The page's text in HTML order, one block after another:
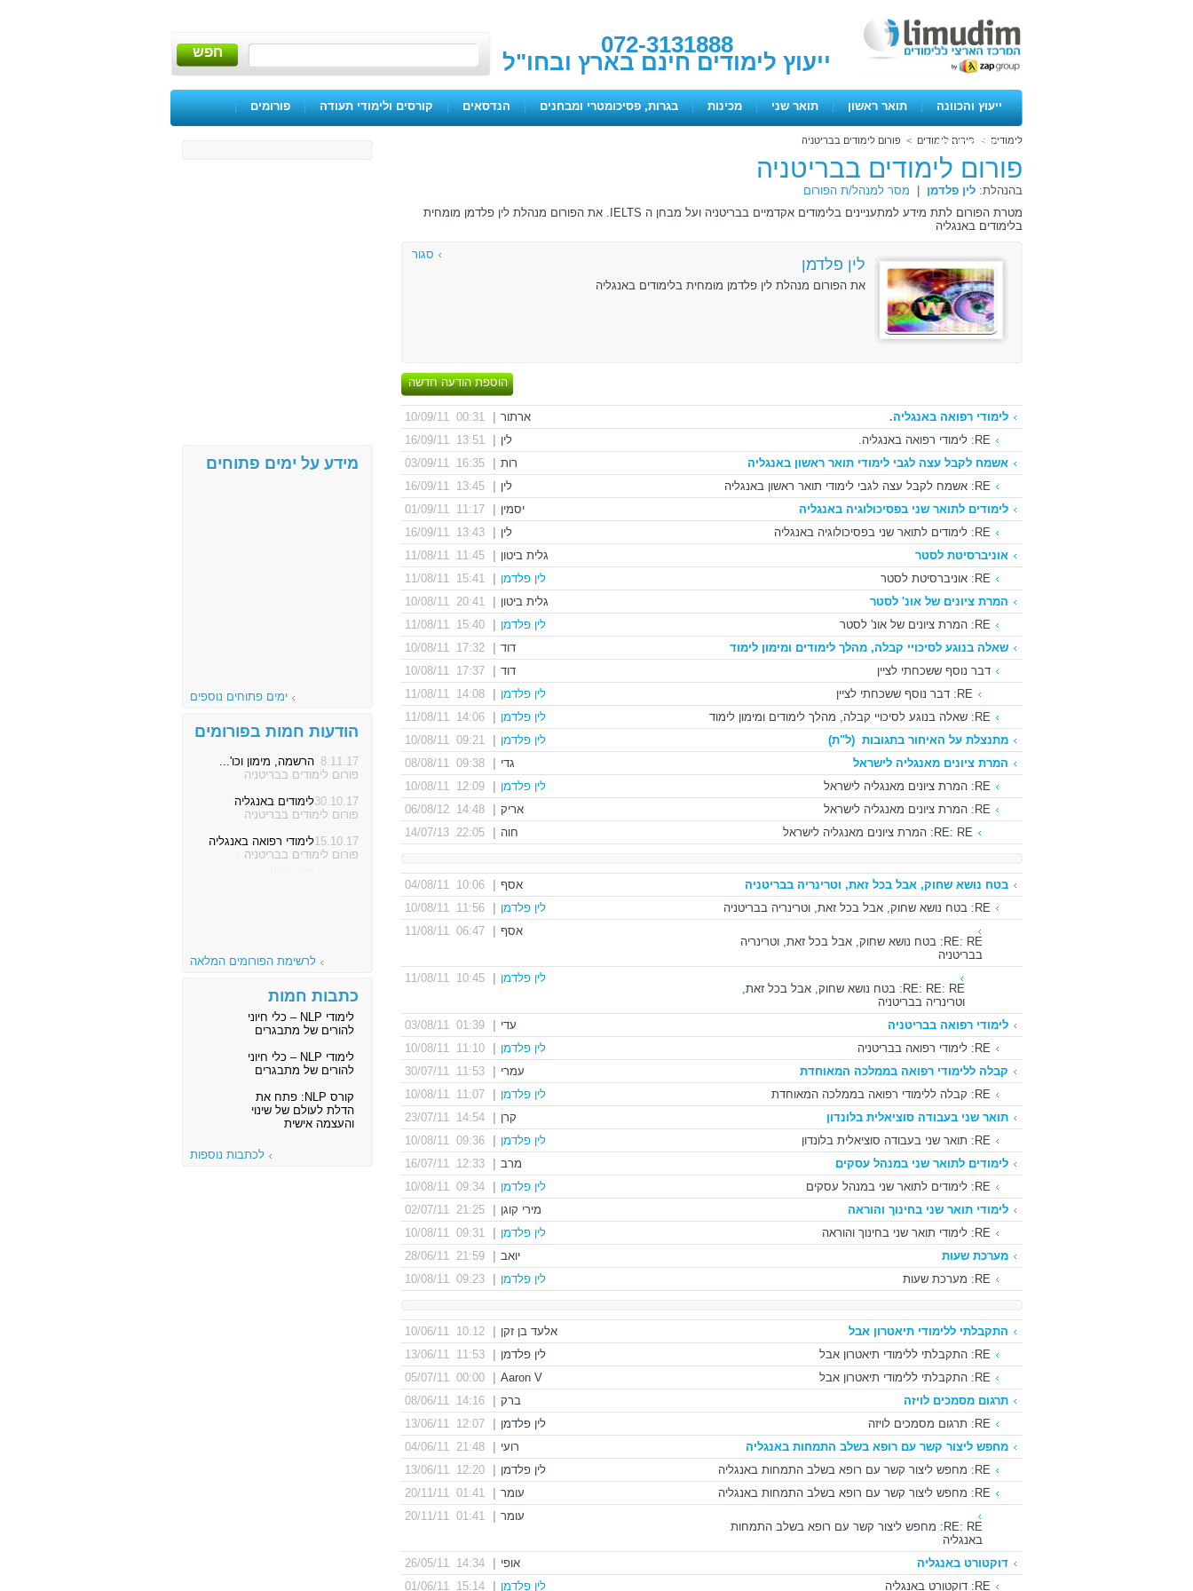
072-3131888
ייעוץ לימודים חינם בארץ ובחו"ל חפש
ייעוץ והכוונה | תואר ראשון | תואר שני | מכינות | בגרות, פסיכומטרי ומבחנים | הנדסאים | קורסים ולימודי תעודה | פורומים |
ימים פתוחיםלימודים > פורום לימודים > פורום לימודים בבריטניה
פורום לימודים בבריטניה
בהנהלת: לין פלדמן
מסר למנהל/ת הפורום
מטרת הפורום לתת מידע למתעניינים בלימודים אקדמיים בבריטניה ועל מבחן ה IELTS. את הפורום מנהלת לין פלדמן מומחית
בלימודים באנגליה
לין פלדמן
את הפורום מנהלת לין פלדמן מומחית בלימודים באנגליה
סגור
הוספת הודעה חדשה
לימודי רפואה באנגליה. ארתור
00:31 10/09/11
RE: לימודי רפואה באנגליה.
לין
13:51 16/09/11
אשמח לקבל עצה לגבי לימודי תואר ראשון באנגליה
רות
16:35 03/09/11
RE: אשמח לקבל עצה לגבי לימודי תואר ראשון באנגליה
לין
13:45 16/09/11
לימודים לתואר שני בפסיכולוגיה באנגליה
יסמין
11:17 01/09/11
RE: לימודים לתואר שני בפסיכולוגיה באנגליה
לין
13:43 16/09/11
אוניברסיטת לסטר
גלית ביטון
11:45 11/08/11
RE: אוניברסיטת לסטר
לין פלדמן
15:41 11/08/11
המרת ציונים של אונ' לסטר
גלית ביטון
20:41 10/08/11
RE: המרת ציונים של אונ' לסטר
לין פלדמן
15:40 11/08/11
שאלה בנוגע לסיכויי קבלה, מהלך לימודים ומימון לימוד
דוד
17:32 10/08/11
דבר נוסף ששכחתי לציין
דוד
17:37 10/08/11
RE: דבר נוסף ששכחתי לציין
לין פלדמן
14:08 11/08/11
RE: שאלה בנוגע לסיכויי קבלה, מהלך לימודים ומימון לימוד
לין פלדמן
14:06 11/08/11
מתנצלת על האיחור בתגובות (ל"ת) לין פלדמן
09:21 10/08/11
המרת ציונים מאנגליה לישראל
גדי
09:38 08/08/11
RE: המרת ציונים מאנגליה לישראל
לין פלדמן
12:09 10/08/11
RE: המרת ציונים מאנגליה לישראל
אריק
14:48 06/08/12
RE: RE: המרת ציונים מאנגליה לישראל
חוה 22:05 14/07/13
בטח נושא שחוק, אבל בכל זאת, וטרינריה בבריטניה אסף
10:06 04/08/11
RE: בטח נושא שחוק, אבל בכל זאת, וטרינריה בבריטניה
לין פלדמן 11:56 10/08/11
RE: RE: בטח נושא שחוק, אבל בכל זאת, וטרינריה
בבריטניה
אסף 06:47 11/08/11
RE: RE: RE: בטח נושא שחוק, אבל בכל זאת,
וטרינריה בבריטניה
לין פלדמן 10:45 11/08/11
לימודי רפואה בבריטניה עדי
01:39 03/08/11
RE: לימודי רפואה בבריטניה
לין פלדמן
11:10 10/08/11
קבלה ללימודי רפואה בממלכה המאוחדת
עמרי
11:53 30/07/11
RE: קבלה ללימודי רפואה בממלכה המאוחדת
לין פלדמן
11:07 10/08/11
תואר שני בעבודה סוציאלית בלונדון
קרן
14:54 23/07/11
RE: תואר שני בעבודה סוציאלית בלונדון
לין פלדמן
09:36 10/08/11
לימודים לתואר שני במנהל עסקים
מרב
12:33 16/07/11
RE: לימודים לתואר שני במנהל עסקים
לין פלדמן
09:34 10/08/11
לימודי תואר שני בחינוך והוראה
מירי קוגן
21:25 02/07/11
RE: לימודי תואר שני בחינוך והוראה
לין פלדמן
09:31 10/08/11
מערכת שעות
יואב
21:59 28/06/11
RE: מערכת שעות
לין פלדמן 09:23 10/08/11
התקבלתי ללימודי תיאטרון אבל אלעד בן זקן
10:12 10/06/11
RE: התקבלתי ללימודי תיאטרון אבל
לין פלדמן
11:53 13/06/11
RE: התקבלתי ללימודי תיאטרון אבל
Aaron V
00:00 05/07/11
תרגום מסמכים לויזה
ברק
14:16 08/06/11
RE: תרגום מסמכים לויזה
לין פלדמן
12:07 13/06/11
מחפש ליצור קשר עם רופא בשלב התמחות באנגליה
רועי
21:48 04/06/11
RE: מחפש ליצור קשר עם רופא בשלב התמחות באנגליה
לין פלדמן
12:20 13/06/11
RE: מחפש ליצור קשר עם רופא בשלב התמחות באנגליה
עומר 01:41 20/11/11
RE: RE: מחפש ליצור קשר עם רופא בשלב התמחות
באנגליה
עומר 01:41 20/11/11
דוקטורט באנגליה אופי
14:34 26/05/11
RE: דוקטורט באנגליה
לין פלדמן 15:14 01/06/11
מידע על ימים פתוחים
ימים פתוחים נוספים
הודעות חמות בפורומים
8.11.17 הרשמה, מימון וכו'...
פורום לימודים בבריטניה
30.10.17לימודים באנגליה
פורום לימודים בבריטניה
15.10.17לימודי רפואה באנגליה
פורום לימודים בבריטניה
לרשימת הפורומים המלאה
כתבות חמות
לימודי NLP – כלי חיוני
להורים של מתבגרים
לימודי NLP – כלי חיוני
להורים של מתבגרים
קורס NLP: פתח את
הדלת לעולם של שינוי
והעצמה אישית
לכתבות נוספות